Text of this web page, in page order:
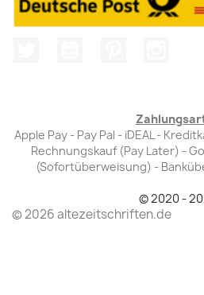
Apple Pay - Pay Pal - iDEAL -
Rechnungskauf (Pay Later) -
(Sofortüberweisung) -
© 2020 -
© 2026 altezeitschriften.de